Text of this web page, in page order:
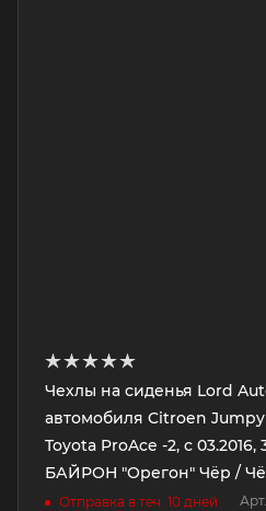
Чехлы на сиденья Lord
автомобиля Citroen
Toyota ProAce -2, с
БАЙРОН "Орегон" Чёр /
Отправка в теч. 10 дней